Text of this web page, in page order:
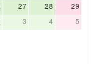
27 28
29
3 4 5